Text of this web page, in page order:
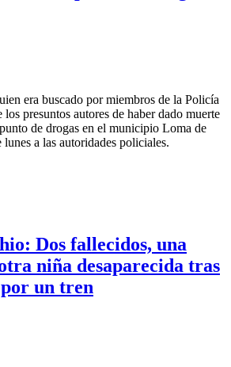
era buscado por miembros de la Policía
presuntos autores de haber dado muerte
de drogas en el municipio Loma de
lunes a las autoridades policiales.
Dos fallecidos, una
niña desaparecida tras
un tren